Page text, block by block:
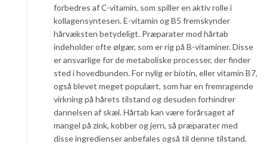
forbedres af C-vitamin, som spiller en aktiv rolle i
kollagensyntesen. E-vitamin og B5 fremskynder
hårvæksten betydeligt. Præparater mod hårtab
indeholder ofte ølgær, som er rig på B-vitaminer. Disse
er ansvarlige for de metaboliske processer, der finder
sted i hovedbunden. For nylig er biotin, eller vitamin B7,
også blevet meget populært, som har en fremragende
virkning på hårets tilstand og desuden forhindrer
dannelsen af skæl. Hårtab kan være forårsaget af
mangel på zink, kobber og jern, så præparater med
disse ingredienser anbefales også til denne tilstand.